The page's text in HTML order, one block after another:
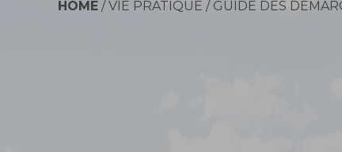
HOME /VIE PRATIQUE / GUIDE DES